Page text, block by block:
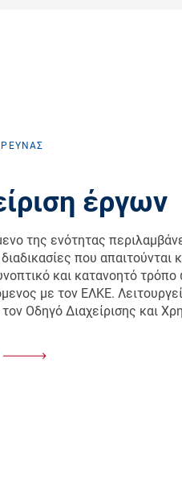
έργων
της ενότητας
που
και κατανοητό
με τον ΕΛΚΕ.
Οδηγό Διαχείρισης και